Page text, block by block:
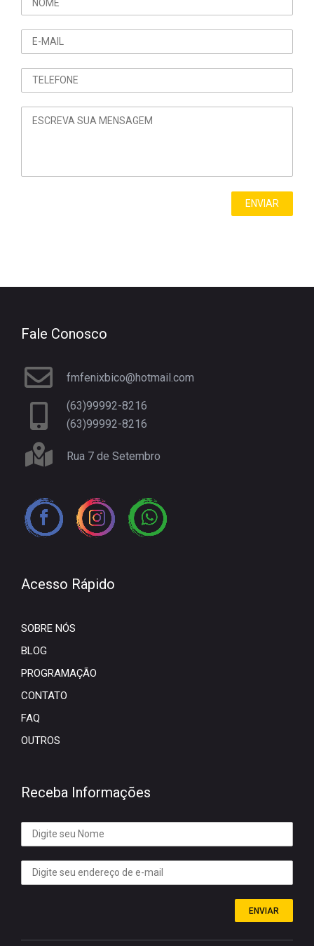
Fale Conosco
fmfenixbico@hotmail.com
(63)99992-8216
(63)99992-8216
Rua 7 de Setembro
Acesso Rápido
SOBRE NÓS
BLOG
PROGRAMAÇÃO
CONTATO
FAQ
OUTROS
Receba Informações
ENVIAR